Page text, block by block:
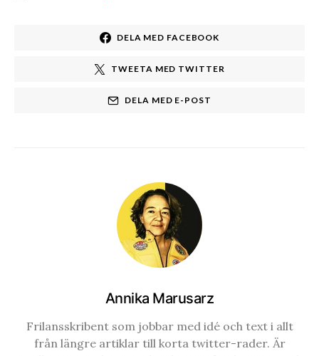
DELA MED FACEBOOK
TWEETA MED TWITTER
DELA MED E-POST
Annika Marusarz
Frilansskribent som jobbar med idé och text i allt
från längre artiklar till korta twitter-rader. Är